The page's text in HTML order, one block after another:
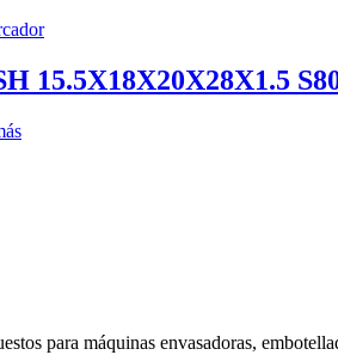
15.5X18X20X28X1.5
para máquinas envasadoras,